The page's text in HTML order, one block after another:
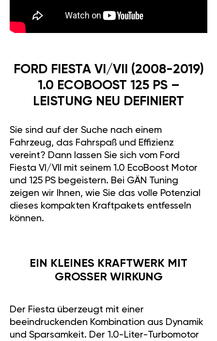
FORD FIESTA VI/VII (2008-2019)
1.0 ECOBOOST 125 PS –
LEISTUNG NEU DEFINIERT
Sie sind auf der Suche nach einem
Fahrzeug, das Fahrspaß und Effizienz
vereint? Dann lassen Sie sich vom Ford
Fiesta VI/VII mit seinem 1.0 EcoBoost Motor
und 125 PS begeistern. Bei GÄN Tuning
zeigen wir Ihnen, wie Sie das volle Potenzial
dieses kompakten Kraftpakets entfesseln
können.
EIN KLEINES KRAFTWERK MIT
GROSSER WIRKUNG
Der Fiesta überzeugt mit einer
beeindruckenden Kombination aus Dynamik
und Sparsamkeit. Der 1.0-Liter-Turbomotor